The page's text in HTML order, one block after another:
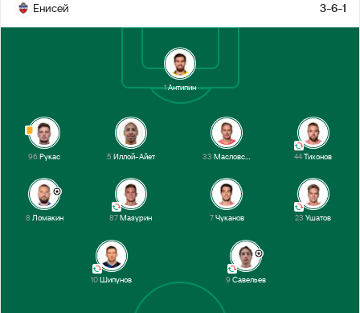
45’ Гонгапшев
36’
Шипунов
Савельев
Енисей 3-6-1
1Антипин
23 Ушатов
10Шипунов
96Рукас 5 Иллой-Айет 33 Масловский 44Тихонов
8Ломакин 87Мазурин 7Чуканов
9Савельев